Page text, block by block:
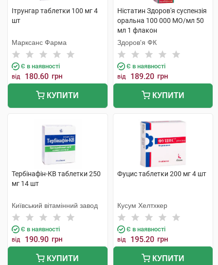
Ітрунгар таблетки 100 мг 4
шт
Марксанс Фарма
Є в наявності
від 180.60 грн
КУПИТИ
Ністатин Здоров'я суспензія
оральна 100 000 МО/мл 50
мл 1 флакон
Здоров'я ФК
Є в наявності
від 189.20 грн
КУПИТИ
Тербінафін-КВ таблетки 250
мг 14 шт
Київський вітамінний завод
Є в наявності
від 190.90 грн
КУПИТИ
Фуцис таблетки 200 мг 4 шт
Кусум Хелтхкер
Є в наявності
від 195.20 грн
КУПИТИ